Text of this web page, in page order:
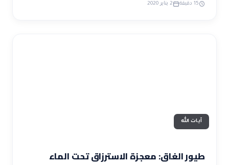
15 دقيقة 2 يناير 2020
آيات الله
طيور الغاق: معجزة الاسترزاق تحت الماء